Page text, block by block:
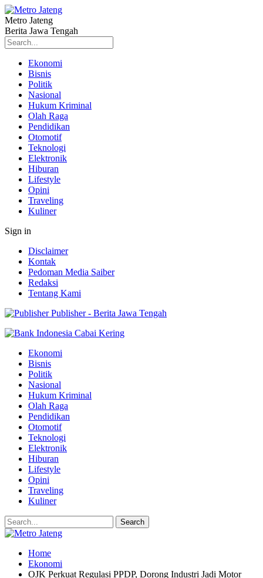
Metro Jateng
Berita Jawa Tengah
Ekonomi
Bisnis
Politik
Nasional
Hukum Kriminal
Olah Raga
Pendidikan
Otomotif
Teknologi
Elektronik
Hiburan
Lifestyle
Opini
Traveling
Kuliner
Sign in
Disclaimer
Kontak
Pedoman Media Saiber
Redaksi
Tentang Kami
Publisher - Berita Jawa Tengah
Ekonomi
Bisnis
Politik
Nasional
Hukum Kriminal
Olah Raga
Pendidikan
Otomotif
Teknologi
Elektronik
Hiburan
Lifestyle
Opini
Traveling
Kuliner
Home
Ekonomi
OJK Perkuat Regulasi PPDP, Dorong Industri Jadi Motor